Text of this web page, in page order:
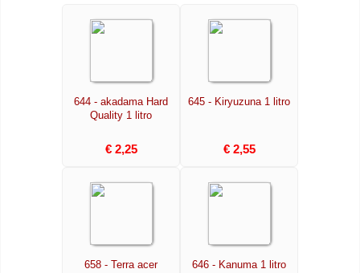
644 - akadama Hard
Quality 1 litro
€ 2,25
645 - Kiryuzuna 1 litro
€ 2,55
658 - Terra acer 646 - Kanuma 1 litro